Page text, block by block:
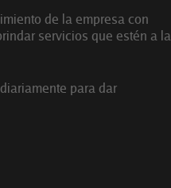
de la empresa con
servicios que estén a la
para dar